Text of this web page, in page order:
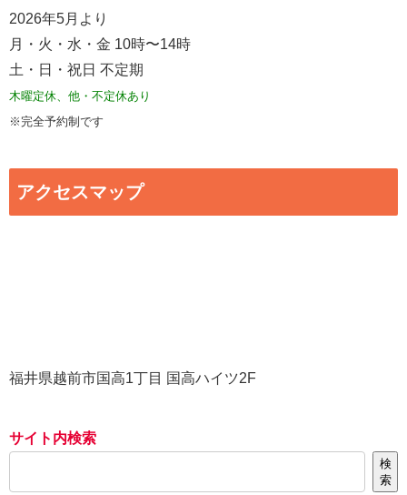
2026年5月より
月・火・水・金 10時〜14時
土・日・祝日 不定期
木曜定休、他・不定休あり
※完全予約制です
アクセスマップ
福井県越前市国高1丁目 国高ハイツ2F
サイト内検索
検
索